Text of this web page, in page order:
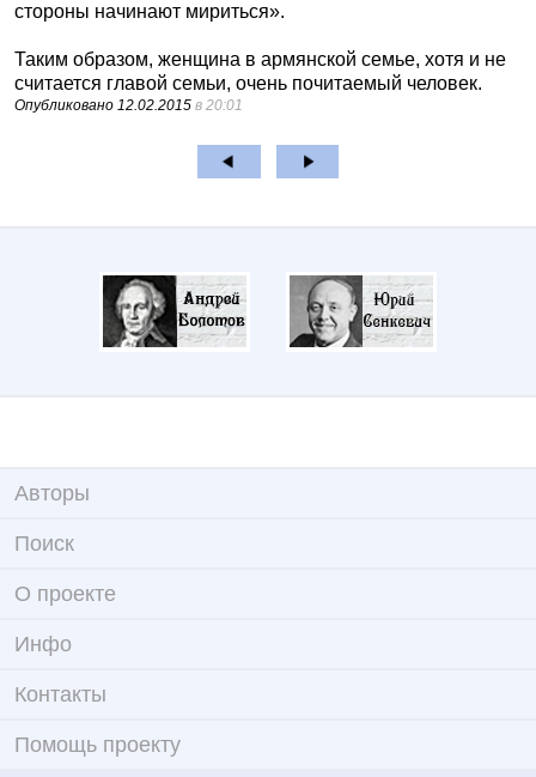
стороны начинают мириться».
Таким образом, женщина в армянской семье, хотя и не
считается главой семьи, очень почитаемый человек.
Опубликовано 12.02.2015 в 20:01
Авторы
Поиск
О проекте
Инфо
Контакты
Помощь проекту